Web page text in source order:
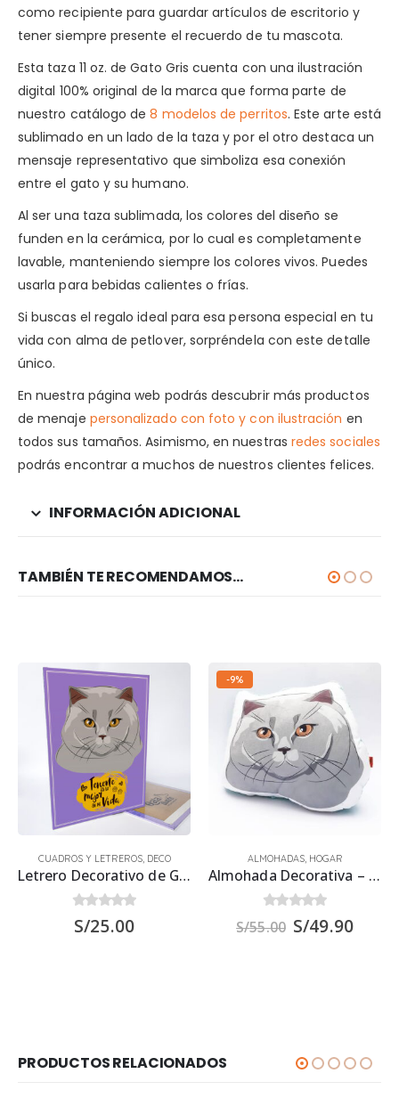
como recipiente para guardar artículos de escritorio y
tener siempre presente el recuerdo de tu mascota.
Esta taza 11 oz. de Gato Gris cuenta con una ilustración
digital 100% original de la marca que forma parte de
nuestro catálogo de8 modelos de perritos. Este arte está
sublimado en un lado de la taza y por el otro destaca un
mensaje representativo que simboliza esa conexión
entre el gato y su humano.
Al ser una taza sublimada, los colores del diseño se
funden en la cerámica, por lo cual es completamente
lavable, manteniendo siempre los colores vivos. Puedes
usarla para bebidas calientes o frías.
Si buscas el regalo ideal para esa persona especial en tu
vida con alma de petlover, sorpréndela con este detalle
único.
En nuestra página web podrás descubrir más productos
de menaje personalizado con foto y con ilustración en
todos sus tamaños. Asimismo, en nuestras redes sociales
podrás encontrar a muchos de nuestros clientes felices.
INFORMACIÓN ADICIONAL
TAMBIÉN TE RECOMENDAMOS…
CUADROS Y LETREROS, DECO
Letrero Decorativo de Gato Gris 30×22.5 cms
0out of 5
S/25.00
-9%
ALMOHADAS, HOGAR
Almohada Decorativa – Gato Gris
out of 5
S/55.00 S/49.90
PRODUCTOS RELACIONADOS